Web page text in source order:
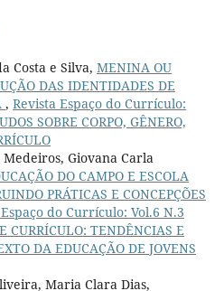
Costa e Silva, MENINA OU
DAS IDENTIDADES DE
, Revista Espaço do Currículo:
SOBRE CORPO, GÊNERO,
Giovana Carla
DO CAMPO E ESCOLA
PRÁTICAS E CONCEPÇÕES
do Currículo: Vol.6 N.3
CURRÍCULO: TENDÊNCIAS E
DA EDUCAÇÃO DE JOVENS
Maria Clara Dias,